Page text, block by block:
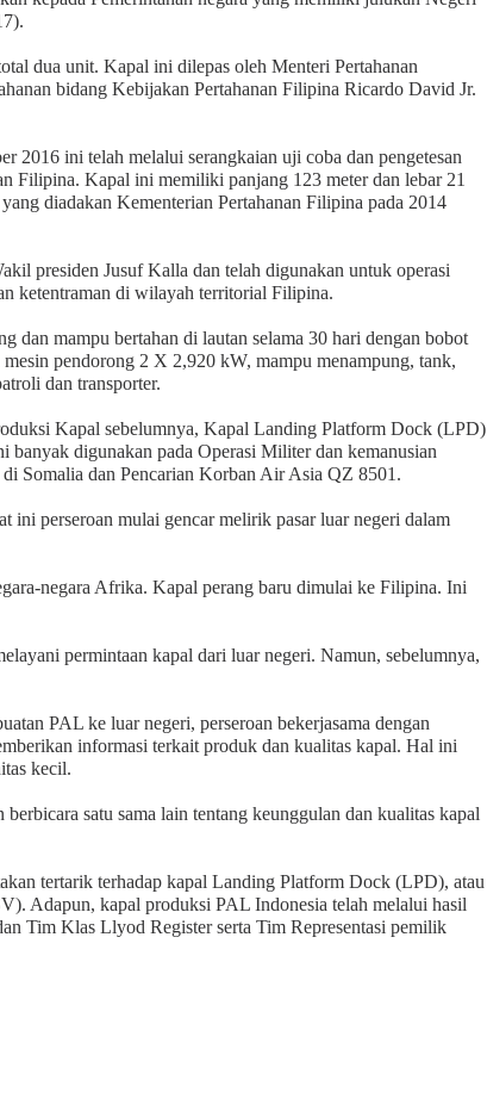
dua unit. Kapal ini dilepas oleh Menteri Pertahanan
bidang Kebijakan Pertahanan Filipina Ricardo David Jr.
2016 ini telah melalui serangkaian uji coba dan pengetesan
Filipina. Kapal ini memiliki panjang 123 meter dan lebar 21
diadakan Kementerian Pertahanan Filipina pada 2014
presiden Jusuf Kalla dan telah digunakan untuk operasi
ketentraman di wilayah territorial Filipina.
dan mampu bertahan di lautan selama 30 hari dengan bobot
pendorong 2 X 2,920 kW, mampu menampung, tank,
dan transporter.
Kapal sebelumnya, Kapal Landing Platform Dock (LPD)
digunakan pada Operasi Militer dan kemanusian
Somalia dan Pencarian Korban Air Asia QZ 8501.
ini perseroan mulai gencar melirik pasar luar negeri dalam
negara Afrika. Kapal perang baru dimulai ke Filipina. Ini
permintaan kapal dari luar negeri. Namun, sebelumnya,
PAL ke luar negeri, perseroan bekerjasama dengan
informasi terkait produk dan kualitas kapal. Hal ini
kecil.
satu sama lain tentang keunggulan dan kualitas kapal
tertarik terhadap kapal Landing Platform Dock (LPD), atau
Adapun, kapal produksi PAL Indonesia telah melalui hasil
Tim Klas Llyod Register serta Tim Representasi pemilik